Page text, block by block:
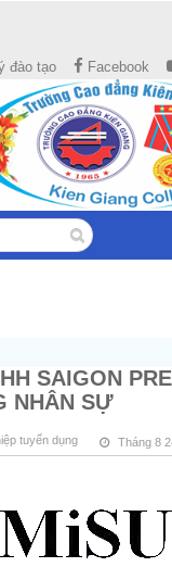
đào tạo Facebook
SAIGON
NHÂN SỰ
tuyển dụng Tháng 8